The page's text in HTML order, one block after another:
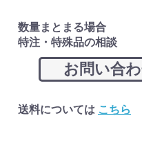
数量まとまる場合
特注・特殊品の相談
お問い合
送料については こちら